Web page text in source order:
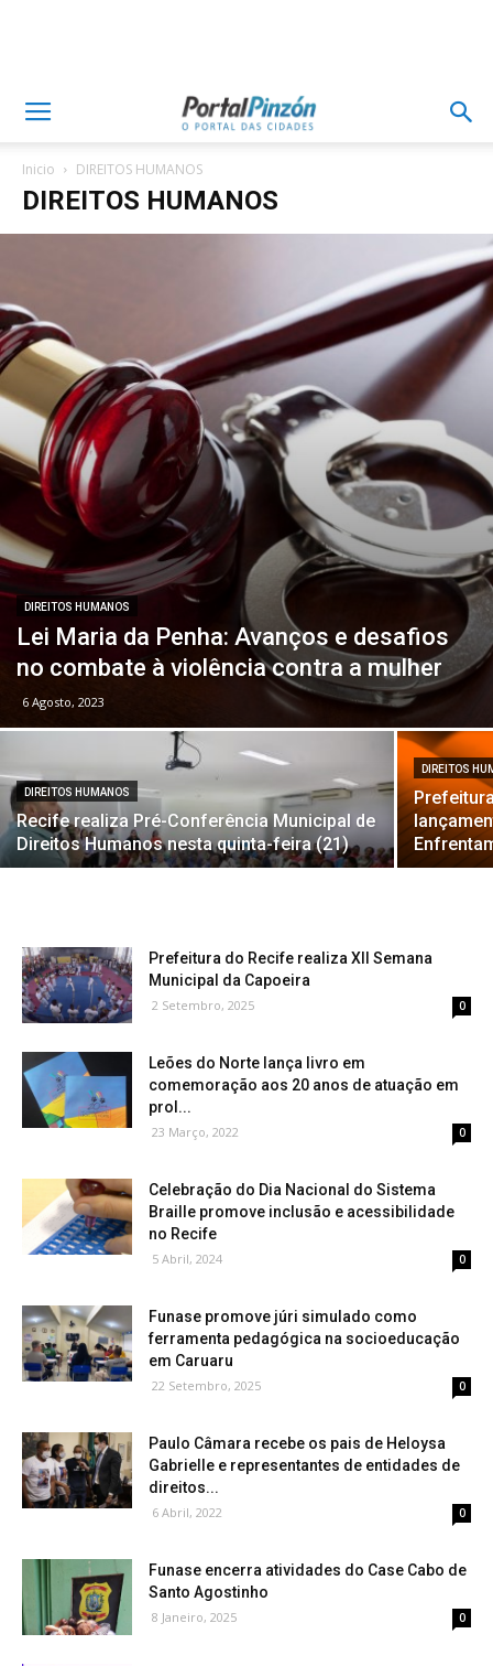
Inicio DIREITOS HUMANOS
DIREITOS HUMANOS
DIREITOS HUMANOS
Lei Maria da Penha: Avanços e desafios
no combate à violência contra a mulher
6 Agosto, 2023
DIREITOS HUMANOS
Recife realiza Pré-Conferência Municipal de
Direitos Humanos nesta quinta-feira (21)
DIREITOS
Prefeitura do Recife realiza XII Semana
Municipal da Capoeira
2 Setembro, 2025 0
Leões do Norte lança livro em
comemoração aos 20 anos de atuação em
prol...
23 Março, 2022 0
Celebração do Dia Nacional do Sistema
Braille promove inclusão e acessibilidade
no Recife
5 Abril, 2024 0
Funase promove júri simulado como
ferramenta pedagógica na socioeducação
em Caruaru
22 Setembro, 2025 0
Paulo Câmara recebe os pais de Heloysa
Gabrielle e representantes de entidades de
direitos...
6 Abril, 2022 0
Funase encerra atividades do Case Cabo de
Santo Agostinho
8 Janeiro, 2025 0